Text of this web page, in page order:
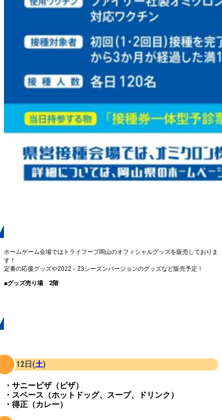
ホームゲーム会場ではトライフープ岡山のオフィシャルグッズを販売しておりま
す！
定番の応援グッズや2022－23シーズンバージョンのグッズなど販売予定！
■グッズ売り場 2階
12日(土)
・サニーピザ（ピザ）
・スペース（ホットドッグ、スープ、ドリンク）
・得正（カレー）